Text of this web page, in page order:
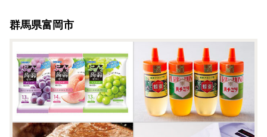
群馬県富岡市